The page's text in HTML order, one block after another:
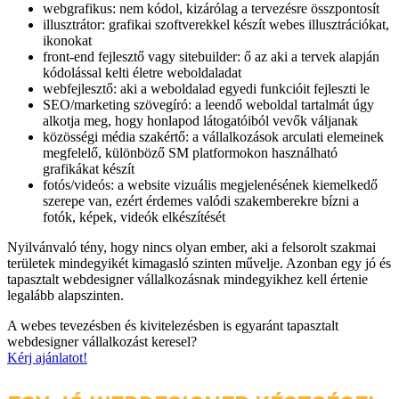
webgrafikus: nem kódol, kizárólag a tervezésre összpontosít
illusztrátor: grafikai szoftverekkel készít webes illusztrációkat,
ikonokat
front-end fejlesztő vagy sitebuilder: ő az aki a tervek alapján
kódolással kelti életre weboldaladat
webfejlesztő: aki a weboldalad egyedi funkcióit fejleszti le
SEO/marketing szövegíró: a leendő weboldal tartalmát úgy
alkotja meg, hogy honlapod látogatóiból vevők váljanak
közösségi média szakértő: a vállalkozások arculati elemeinek
megfelelő, különböző SM platformokon használható
grafikákat készít
fotós/videós: a website vizuális megjelenésének kiemelkedő
szerepe van, ezért érdemes valódi szakemberekre bízni a
fotók, képek, videók elkészítését
Nyilvánvaló tény, hogy nincs olyan ember, aki a felsorolt szakmai
területek mindegyikét kimagasló szinten művelje. Azonban egy jó és
tapasztalt webdesigner vállalkozásnak mindegyikhez kell értenie
legalább alapszinten.
A webes tevezésben és kivitelezésben is egyaránt tapasztalt
webdesigner vállalkozást keresel?
Kérj ajánlatot!